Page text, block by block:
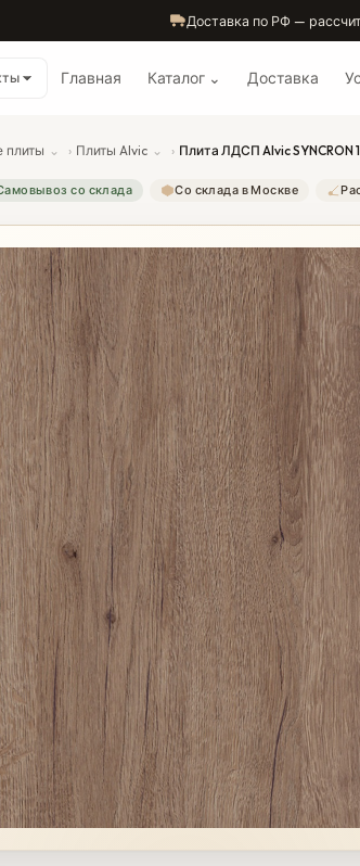
Доставка по РФ —
Главная Каталог ⌄ Доставка
плиты ⌄ › Плиты Alvic ⌄ › Плита ЛДСП Alvic
со склада Со склада в Москве